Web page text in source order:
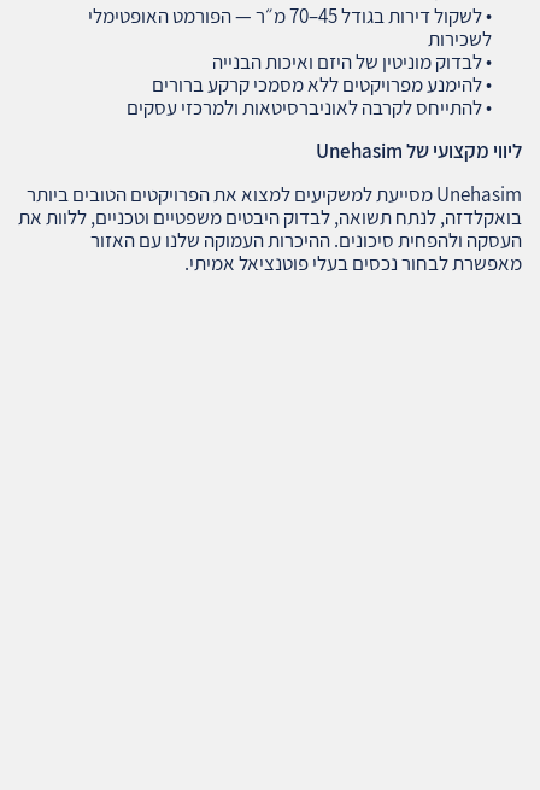
• לשקול דירות בגודל 45–70 מ״ר — הפורמט האופטימלי
לשכירות
• לבדוק מוניטין של היזם ואיכות הבנייה
• להימנע מפרויקטים ללא מסמכי קרקע ברורים
• להתייחס לקרבה לאוניברסיטאות ולמרכזי עסקים
ליווי מקצועי של
Unehasim מסייעת למשקיעים למצוא את הפרויקטים הטובים ביותר
בואקלדזה, לנתח תשואה, לבדוק היבטים משפטיים וטכניים, ללוות את
העסקה ולהפחית סיכונים. ההיכרות העמוקה שלנו עם האזור
מאפשרת לבחור נכסים בעלי פוטנציאל אמיתי.